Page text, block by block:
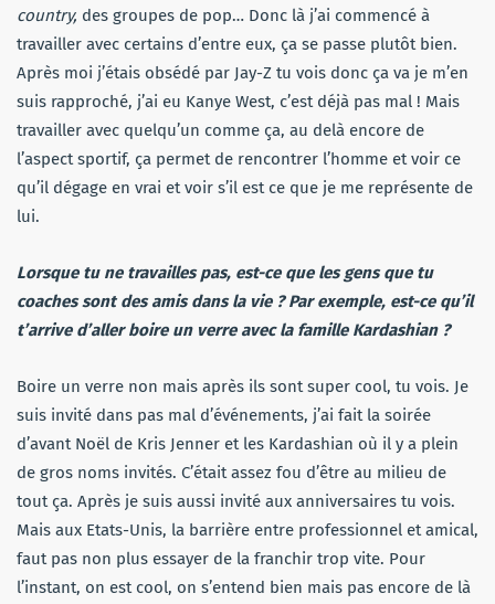
country, des groupes de pop… Donc là j’ai commencé à
travailler avec certains d’entre eux, ça se passe plutôt bien.
Après moi j’étais obsédé par Jay-Z tu vois donc ça va je m’en
suis rapproché, j’ai eu Kanye West, c’est déjà pas mal ! Mais
travailler avec quelqu’un comme ça, au delà encore de
l’aspect sportif, ça permet de rencontrer l’homme et voir ce
qu’il dégage en vrai et voir s’il est ce que je me représente de
lui.
Lorsque tu ne travailles pas, est-ce que les gens que tu
coaches sont des amis dans la vie ? Par exemple, est-ce qu’il
t’arrive d’aller boire un verre avec la famille Kardashian ?
Boire un verre non mais après ils sont super cool, tu vois. Je
suis invité dans pas mal d’événements, j’ai fait la soirée
d’avant Noël de Kris Jenner et les Kardashian où il y a plein
de gros noms invités. C’était assez fou d’être au milieu de
tout ça. Après je suis aussi invité aux anniversaires tu vois.
Mais aux Etats-Unis, la barrière entre professionnel et amical,
faut pas non plus essayer de la franchir trop vite. Pour
l’instant, on est cool, on s’entend bien mais pas encore de là